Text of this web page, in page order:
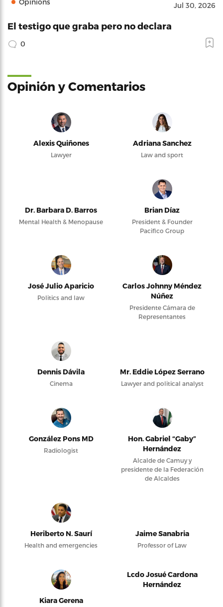
Opinions Jul 30, 2026
El testigo que graba pero no declara
0
Opinión y Comentarios
Alexis Quiñones
Lawyer
Adriana Sanchez
Law and sport
Dr. Barbara D. Barros
Mental Health & Menopause
Brian Díaz
President & Founder
Pacifico Group
José Julio Aparicio
Politics and law
Carlos Johnny Méndez
Núñez
Presidente Cámara de
Representantes
Dennis Dávila
Cinema
Mr. Eddie López Serrano
Lawyer and political analyst
González Pons MD
Radiologist
Hon. Gabriel “Gaby”
Hernández
Alcalde de Camuy y
presidente de la Federación
de Alcaldes
Heriberto N. Saurí
Health and emergencies
Jaime Sanabria
Professor of Law
Kiara Gerena
Lcdo Josué Cardona
Hernández